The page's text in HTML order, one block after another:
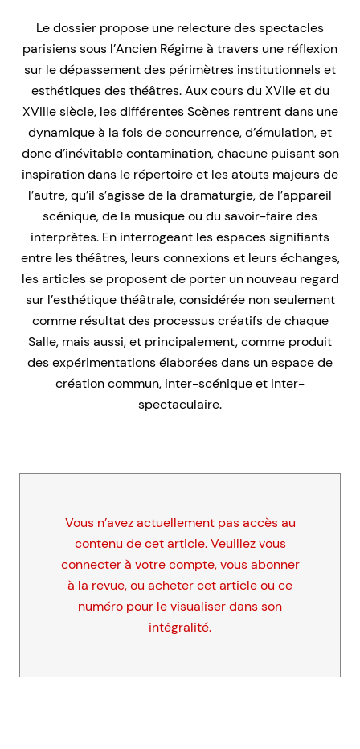
Le dossier propose une relecture des spectacles
parisiens sous l’Ancien Régime à travers une réflexion
sur le dépassement des périmètres institutionnels et
esthétiques des théâtres. Aux cours du XVIIe et du
XVIIIe siècle, les différentes Scènes rentrent dans une
dynamique à la fois de concurrence, d’émulation, et
donc d’inévitable contamination, chacune puisant son
inspiration dans le répertoire et les atouts majeurs de
l’autre, qu’il s’agisse de la dramaturgie, de l’appareil
scénique, de la musique ou du savoir-faire des
interprètes. En interrogeant les espaces signifiants
entre les théâtres, leurs connexions et leurs échanges,
les articles se proposent de porter un nouveau regard
sur l’esthétique théâtrale, considérée non seulement
comme résultat des processus créatifs de chaque
Salle, mais aussi, et principalement, comme produit
des expérimentations élaborées dans un espace de
création commun, inter-scénique et inter-
spectaculaire.
Vous n’avez actuellement pas accès au
contenu de cet article. Veuillez vous
connecter à votre compte, vous abonner
à la revue, ou acheter cet article ou ce
numéro pour le visualiser dans son
intégralité.